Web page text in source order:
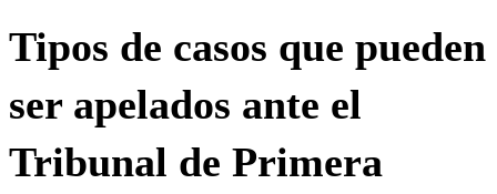
Tipos de casos que pueden
ser apelados ante el
Tribunal de Primera